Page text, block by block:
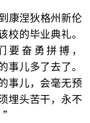
康涅狄格州新伦
的毕业典礼。
奋勇拼搏，
儿多了去了。
事儿，会毫无预
埋头苦干，永不